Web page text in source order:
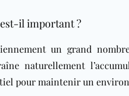
il important ?
un grand
naturellement
pour maintenir un